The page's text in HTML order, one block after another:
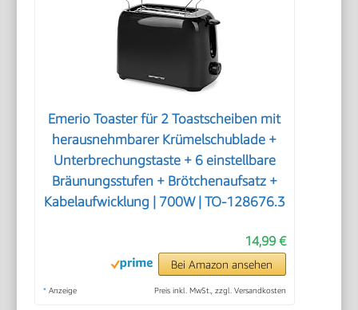
Emerio Toaster für 2 Toastscheiben mit
herausnehmbarer Krümelschublade +
Unterbrechungstaste + 6 einstellbare
Bräunungsstufen + Brötchenaufsatz +
Kabelaufwicklung | 700W | TO-128676.3
14,99 €
Bei Amazon ansehen
* Anzeige Preis inkl. MwSt., zzgl. Versandkosten